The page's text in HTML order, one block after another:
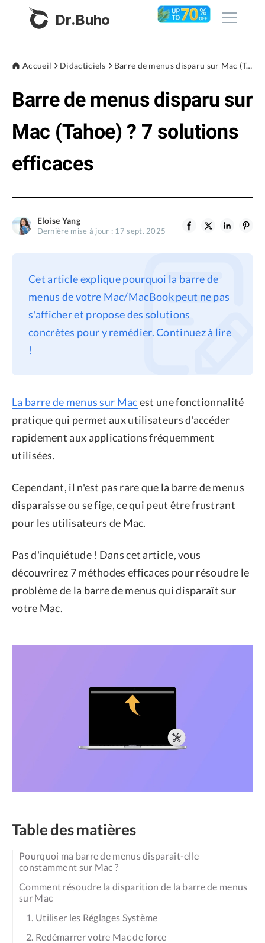
Dr.Buho
Produits
BuhoCleaner
BuhoUnlocker
BuhoRepair
BuhoLaunchpad
Boutique
Blog
Confidentialité
Conditions générales
Politique de
remboursement
Accueil Didacticiels Barre de menus disparu sur Mac (Tahoe) ? 7 solutions efficaces
Barre de menus disparu sur
Mac (Tahoe) ? 7 solutions
efficaces
Eloise Yang
Dernière mise à jour : 17 sept. 2025
Cet article explique pourquoi la barre de
menus de votre Mac/MacBook peut ne pas
s'afficher et propose des solutions
concrètes pour y remédier. Continuez à lire
!
La barre de menus sur Macest une fonctionnalité
pratique qui permet aux utilisateurs d'accéder
rapidement aux applications fréquemment
utilisées.
Cependant, il n'est pas rare que la barre de menus
disparaisse ou se fige, ce qui peut être frustrant
pour les utilisateurs de Mac.
Pas d'inquiétude ! Dans cet article, vous
découvrirez 7 méthodes efficaces pour résoudre le
problème de la barre de menus qui disparaît sur
votre Mac.
Table des matières
Pourquoi ma barre de menus disparaît-elle
constamment sur Mac ?
Comment résoudre la disparition de la barre de menus
sur Mac
1. Utiliser les Réglages Système
2. Redémarrer votre Mac de force